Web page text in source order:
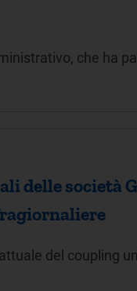
che ha
delle società
del coupling